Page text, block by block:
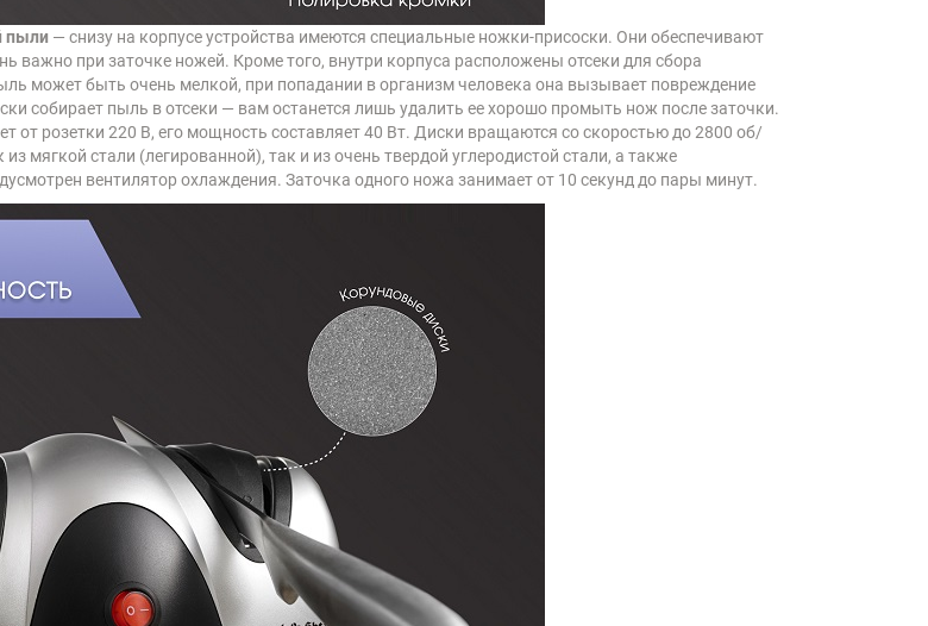
пыли — снизу на корпусе устройства имеются специальные ножки-присоски. Они обеспечивают
важно при заточке ножей. Кроме того, внутри корпуса расположены отсеки для сбора
может быть очень мелкой, при попадании в организм человека она вызывает повреждение
собирает пыль в отсеки — вам останется лишь удалить ее хорошо промыть нож после заточки.
от розетки 220 В, его мощность составляет 40 Вт. Диски вращаются со скоростью до 2800 об/
мягкой стали (легированной), так и из очень твердой углеродистой стали, а также
вентилятор охлаждения. Заточка одного ножа занимает от 10 секунд до пары минут.